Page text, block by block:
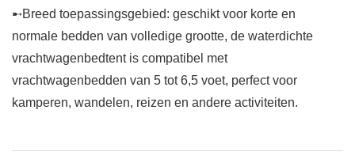
➸Breed toepassingsgebied: geschikt voor korte en
normale bedden van volledige grootte, de waterdichte
vrachtwagenbedtent is compatibel met
vrachtwagenbedden van 5 tot 6,5 voet, perfect voor
kamperen, wandelen, reizen en andere activiteiten.